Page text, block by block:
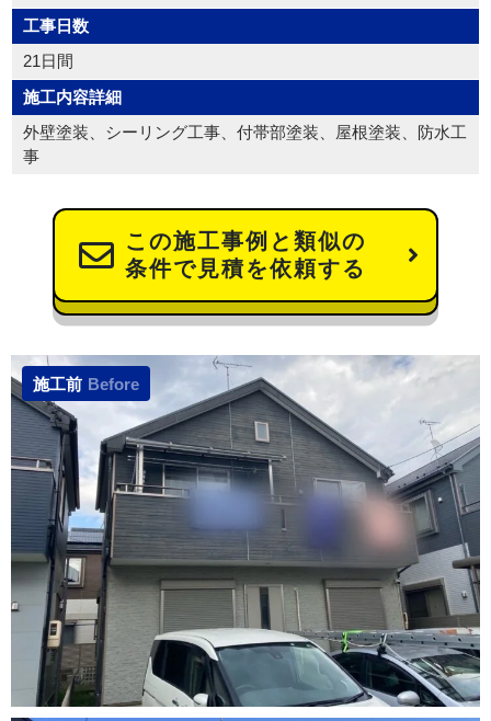
工事日数
21日間
施工内容詳細
外壁塗装、シーリング工事、付帯部塗装、屋根塗装、防水工
事
この施工事例と類似の
条件で見積を依頼する
施工前 Before